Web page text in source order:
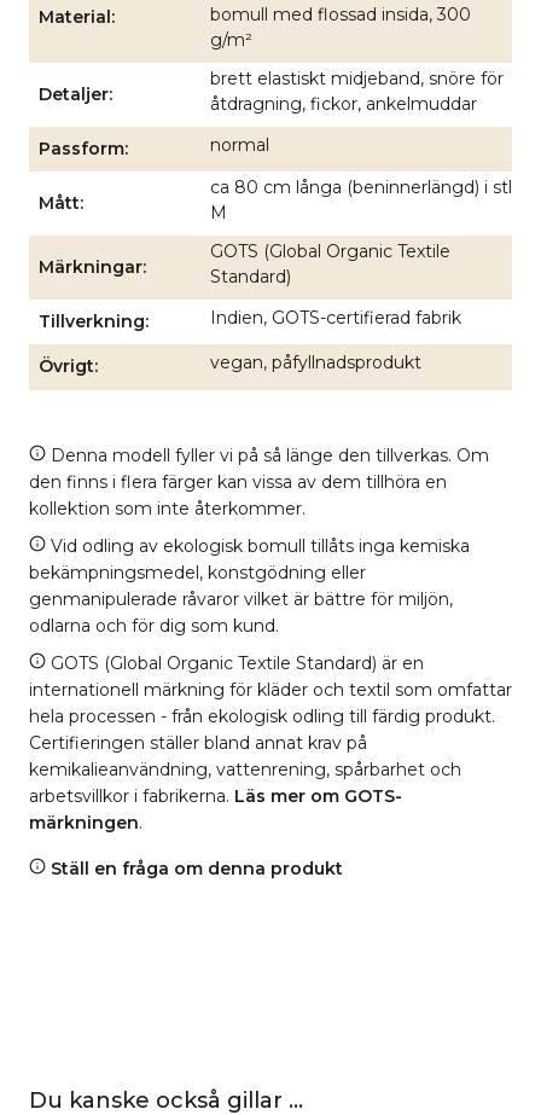
Material
bomull med flossad insida, 300
g/m²
Detaljer
brett elastiskt midjeband, snöre för
åtdragning, fickor, ankelmuddar
Passform normal
Mått
ca 80 cm långa (beninnerlängd) i stl
M
Märkningar
GOTS (Global Organic Textile
Standard)
Tillverkning Indien, GOTS-certifierad fabrik
Övrigt vegan, påfyllnadsprodukt
Denna modell fyller vi på så länge den tillverkas. Om
den finns i flera färger kan vissa av dem tillhöra en
kollektion som inte återkommer.
Vid odling av ekologisk bomull tillåts inga kemiska
bekämpningsmedel, konstgödning eller
genmanipulerade råvaror vilket är bättre för miljön,
odlarna och för dig som kund.
GOTS (Global Organic Textile Standard) är en
internationell märkning för kläder och textil som omfattar
hela processen - från ekologisk odling till färdig produkt.
Certifieringen ställer bland annat krav på
kemikalieanvändning, vattenrening, spårbarhet och
arbetsvillkor i fabrikerna. Läs mer om GOTS-
märkningen.
Ställ en fråga om denna produkt
Du kanske också gillar …